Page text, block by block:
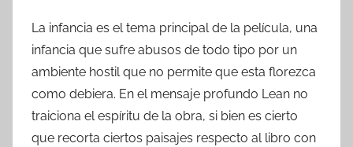
La infancia es el tema principal de la película, una
infancia que sufre abusos de todo tipo por un
ambiente hostil que no permite que esta florezca
como debiera. En el mensaje profundo Lean no
traiciona el espíritu de la obra, si bien es cierto
que recorta ciertos paisajes respecto al libro con